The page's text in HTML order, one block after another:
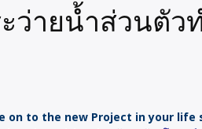
ว่ายน้ำส่วนตัว
on to the new Project in your life